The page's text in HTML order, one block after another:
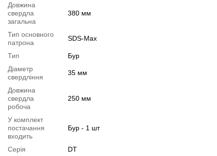
Довжина
свердла
загальна
380 мм
Тип основного
патрона
SDS-Max
Тип
Бур
Діаметр
свердління
35 мм
Довжина
свердла
робоча
250 мм
У комплект
постачання
входить
Бур - 1 шт
Серія DT